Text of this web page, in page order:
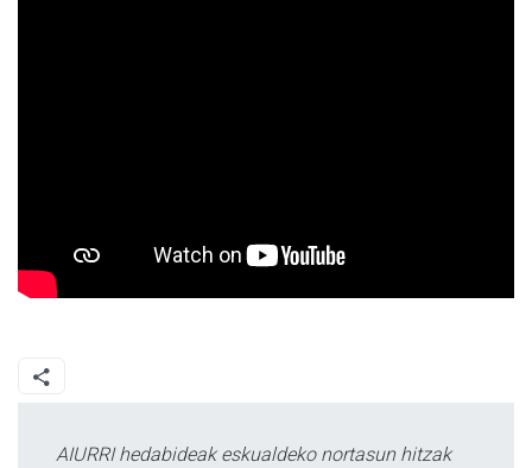
AIURRI hedabideak eskualdeko nortasun hitzak